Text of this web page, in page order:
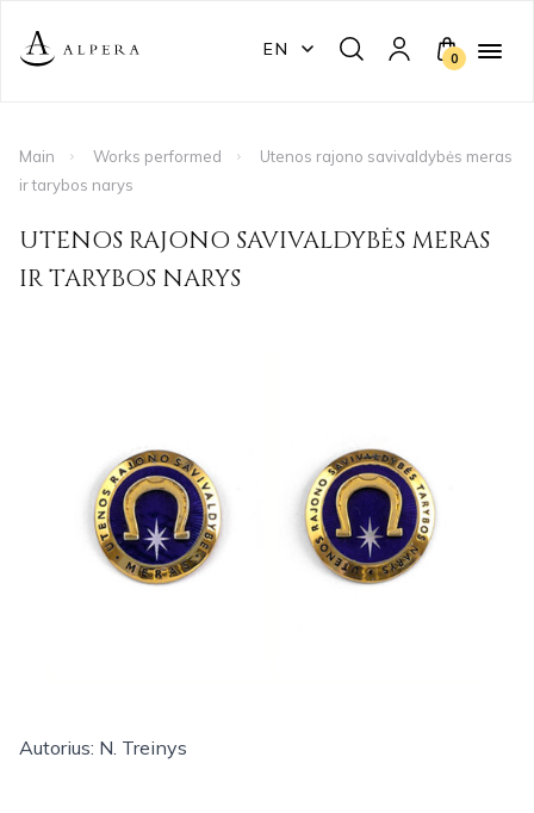
EN 0
Main Works performed
Utenos rajono savivaldybės meras
ir tarybos narys
UTENOS RAJONO SAVIVALDYBĖS MERAS
IR TARYBOS NARYS
Autorius: N. Treinys